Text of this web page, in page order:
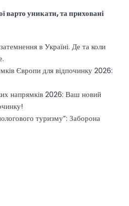
варто уникати, та приховані
в Україні. Де та коли
Європи для відпочинку 2026:
напрямків 2026: Ваш новий
туризму”: Заборона